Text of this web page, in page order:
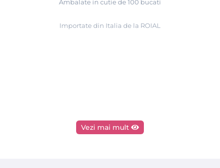
Ambalate in cutie de 100 bucati
Importate din Italia de la ROIAL
Vezi mai mult